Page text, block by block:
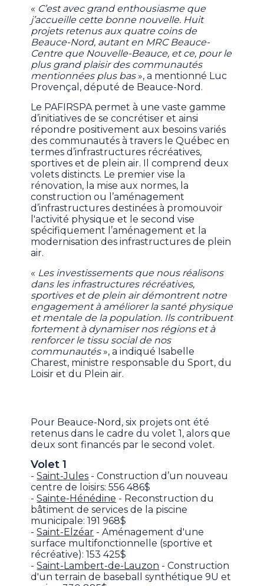
« C’est avec grand enthousiasme que
j’accueille cette bonne nouvelle. Huit
projets retenus aux quatre coins de
Beauce-Nord, autant en MRC Beauce-
Centre que Nouvelle-Beauce, et ce, pour le
plus grand plaisir des communautés
mentionnées plus bas», a mentionné Luc
Provençal, député de Beauce-Nord.
Le PAFIRSPA permet à une vaste gamme
d’initiatives de se concrétiser et ainsi
répondre positivement aux besoins variés
des communautés à travers le Québec en
termes d’infrastructures récréatives,
sportives et de plein air. Il comprend deux
volets distincts. Le premier vise la
rénovation, la mise aux normes, la
construction ou l’aménagement
d’infrastructures destinées à promouvoir
l'activité physique et le second vise
spécifiquement l’aménagement et la
modernisation des infrastructures de plein
air.
« Les investissements que nous réalisons
dans les infrastructures récréatives,
sportives et de plein air démontrent notre
engagement à améliorer la santé physique
et mentale de la population. Ils contribuent
fortement à dynamiser nos régions et à
renforcer le tissu social de nos
communautés», a indiqué Isabelle
Charest, ministre responsable du Sport, du
Loisir et du Plein air.
Pour Beauce-Nord, six projets ont été
retenus dans le cadre du volet 1, alors que
deux sont financés par le second volet.
Volet 1
-Saint-Jules - Construction d’un nouveau
centre de loisirs: 556 486$
-Sainte-Hénédine - Reconstruction du
bâtiment de services de la piscine
municipale: 191 968$
-Saint-Elzéar - Aménagement d'une
surface multifonctionnelle (sportive et
récréative): 153 425$
-Saint-Lambert-de-Lauzon - Construction
d'un terrain de baseball synthétique 9U et